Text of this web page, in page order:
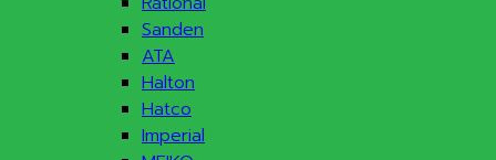
Sanden
ATA
Halton
Hatco
Imperial